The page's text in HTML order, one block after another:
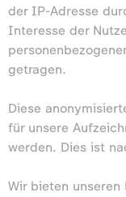
der IP-Adresse
Interesse der
getragen.
Diese
für unsere
werden. Dies ist
Wir bieten unseren